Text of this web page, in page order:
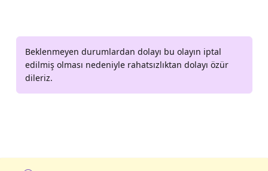
Beklenmeyen durumlardan dolayı bu olayın iptal
edilmiş olması nedeniyle rahatsızlıktan dolayı özür
dileriz.